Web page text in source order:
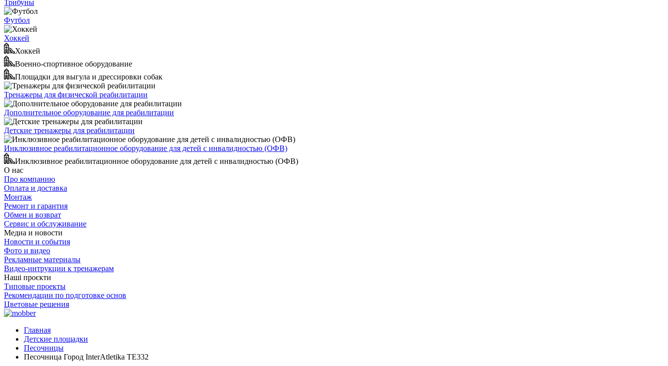
Трибуны
Футбол
Хоккей
Хоккей
Военно-спортивное оборудование
Площадки для выгула и дрессировки собак
Тренажеры для физической реабилитации
Дополнительное оборудование для реабилитации
Детские тренажеры для реабилитации
Инклюзивное реабилитационное оборудование для детей с инвалидностью (ОФВ)
Инклюзивное реабилитационное оборудование для детей с инвалидностью (ОФВ)
О нас
Про компанию
Оплата и доставка
Монтаж
Ремонт и гарантия
Обмен и возврат
Сервис и обслуживание
Медиа и новости
Новости и события
Фото и видео
Рекламные материалы
Видео-интрукции к тренажерам
Наші проєкти
Типовые проекты
Рекомендации по подготовке основ
Цветовые решения
Главная
Детские площадки
Песочницы
Песочница Город InterAtletika TE332